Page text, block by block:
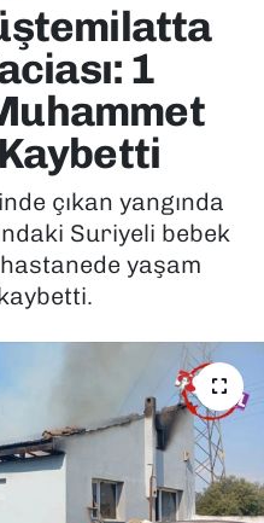
1
Kaybetti
çıkan yangında
Suriyeli bebek
yaşam